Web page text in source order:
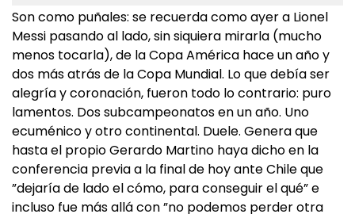
Son como puñales: se recuerda como ayer a Lionel
Messi pasando al lado, sin siquiera mirarla (mucho
menos tocarla), de la Copa América hace un año y
dos más atrás de la Copa Mundial. Lo que debía ser
alegría y coronación, fueron todo lo contrario: puro
lamentos. Dos subcampeonatos en un año. Uno
ecuménico y otro continental. Duele. Genera que
hasta el propio Gerardo Martino haya dicho en la
conferencia previa a la final de hoy ante Chile que
”dejaría de lado el cómo, para conseguir el qué” e
incluso fue más allá con ”no podemos perder otra